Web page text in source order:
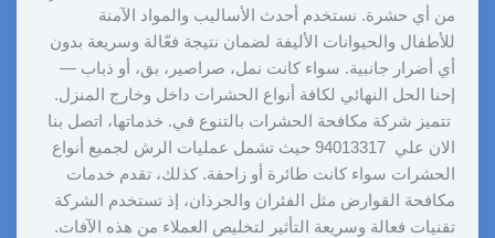
من أي حشرة. نستخدم أحدث الأساليب والمواد الآمنة
للأطفال والحيوانات الأليفة لضمان نتيجة فعّالة وسريعة بدون
أي أضرار جانبية. سواء كانت نمل، صراصير، بق، أو ذباب —
إحنا الحل النهائي لكافة أنواع الحشرات داخل وخارج المنزل.
تتميز شركة مكافحة الحشرات بالتنوع في. خدماتها، اتصل بنا
الان علي 94013317 حيث تشمل عمليات الرش لجميع أنواع
الحشرات سواء كانت طائرة أو زاحفة. كذلك، تقدم خدمات
مكافحة القوارض مثل الفئران والجرذان، إذ تستخدم الشركة
تقنيات فعالة وسريعة التأثير لتخليص العملاء من هذه الآفات.